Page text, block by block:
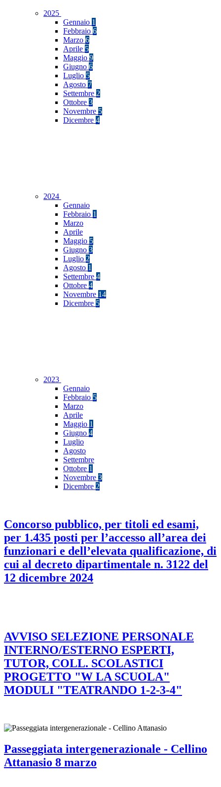
2025
Gennaio 1
Febbraio 6
Marzo 6
Aprile 5
Maggio 9
Giugno 6
Luglio 5
Agosto 7
Settembre 2
Ottobre 3
Novembre 5
Dicembre 4
2024
Gennaio
Febbraio 1
Marzo
Aprile
Maggio 5
Giugno 3
Luglio 2
Agosto 1
Settembre 4
Ottobre 4
Novembre 14
Dicembre 5
2023
Gennaio
Febbraio 5
Marzo
Aprile
Maggio 1
Giugno 4
Luglio
Agosto
Settembre
Ottobre 1
Novembre 3
Dicembre 2
Concorso pubblico, per titoli ed esami,
per 1.435 posti per l’accesso all’area dei
funzionari e dell’elevata qualificazione, di
cui al decreto dipartimentale n. 3122 del
12 dicembre 2024
AVVISO SELEZIONE PERSONALE
INTERNO/ESTERNO ESPERTI,
TUTOR, COLL. SCOLASTICI
PROGETTO "W LA SCUOLA"
MODULI "TEATRANDO 1-2-3-4"
Passeggiata intergenerazionale - Cellino
Attanasio 8 marzo